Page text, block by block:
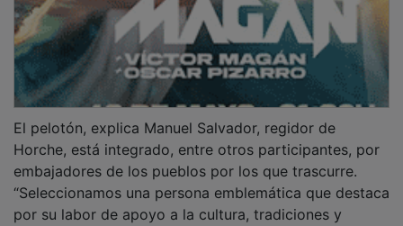
Horche, está integrado, entre otros participantes, por
embajadores de los pueblos por los que trascurre.
“Seleccionamos una persona emblemática que destaca
por su labor de apoyo a la cultura, tradiciones y